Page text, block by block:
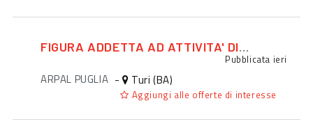
FIGURA ADDETTA AD ATTIVITA' DI PROMOZIONE ED EVENTI
Pubblicata ieri
ARPAL PUGLIA - Turi (BA)
Aggiungi alle offerte di interesse